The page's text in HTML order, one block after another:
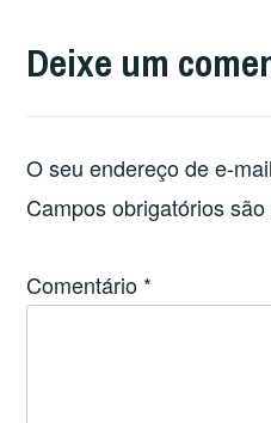
Deixe um
O seu endereço de e-
Campos obrigatórios
Comentário *